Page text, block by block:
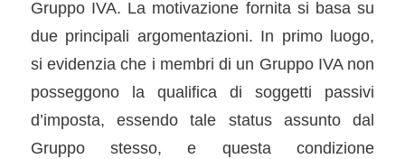
Gruppo IVA. La motivazione fornita si basa su
due principali argomentazioni. In primo luogo,
si evidenzia che i membri di un Gruppo IVA non
posseggono la qualifica di soggetti passivi
d’imposta, essendo tale status assunto dal
Gruppo stesso, e questa condizione